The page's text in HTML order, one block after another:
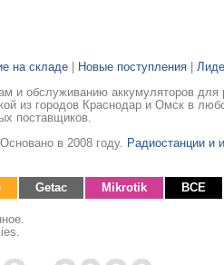
на складе Новые поступления
и обслуживанию аккумуляторов
из городов Краснодар и Омск в
поставщиков.
в 2008 году. Радиостанции и
Getac Mikrotik ВСЕ